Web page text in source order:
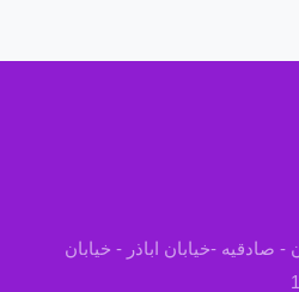
صادقیه -خیابان اباذر - خیابان